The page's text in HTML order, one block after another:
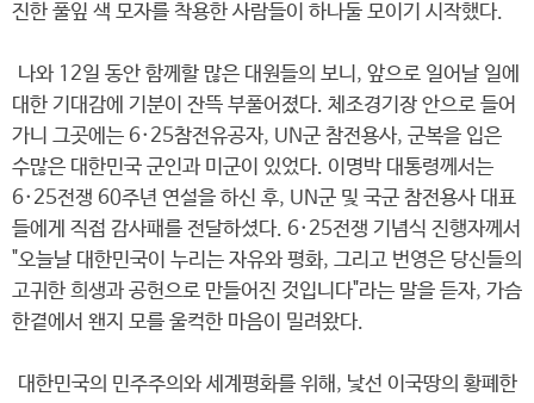
진한 풀잎 색 모자를 착용한 사람들이 하나둘 모이기 시작했다.
나와 12일 동안 함께할 많은 대원들의 보니, 앞으로 일어날 일에
대한 기대감에 기분이 잔뜩 부풀어졌다. 체조경기장 안으로 들어
가니 그곳에는 6·25참전유공자, UN군 참전용사, 군복을 입은
수많은 대한민국 군인과 미군이 있었다. 이명박 대통령께서는
6·25전쟁 60주년 연설을 하신 후, UN군 및 국군 참전용사 대표
들에게 직접 감사패를 전달하셨다. 6·25전쟁 기념식 진행자께서
"오늘날 대한민국이 누리는 자유와 평화, 그리고 번영은 당신들의
고귀한 희생과 공헌으로 만들어진 것입니다"라는 말을 듣자, 가슴
한곁에서 왠지 모를 울컥한 마음이 밀려왔다.
대한민국의 민주주의와 세계평화를 위해, 낯선 이국땅의 황폐한